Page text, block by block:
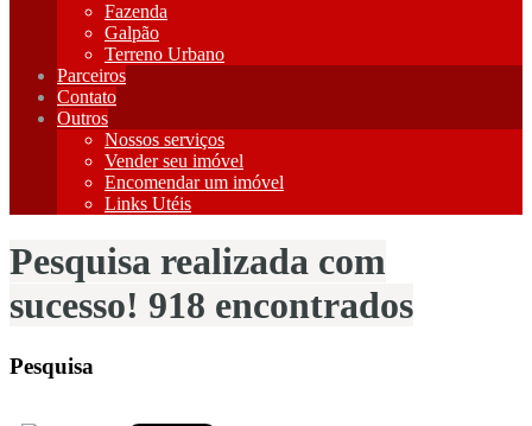
Fazenda
Galpão
Terreno Urbano
Parceiros
Contato
Outros
Nossos serviços
Vender seu imóvel
Encomendar um imóvel
Links Utéis
Pesquisa realizada com
sucesso! 918 encontrados
Pesquisa